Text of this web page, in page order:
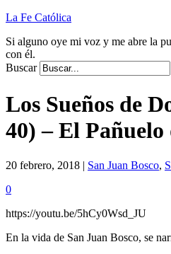
La Fe Católica
Si alguno oye mi voz y me abre la
con él.
Buscar
Los Sueños de
40) – El
20 febrero, 2018 | San Juan Bosco,
0
https://youtu.be/5hCy0Wsd_JU
En la vida de San Juan Bosco, se